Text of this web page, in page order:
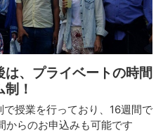
、プライベートの時間
！
授業を行っており、16週間で
からのお申込みも可能です